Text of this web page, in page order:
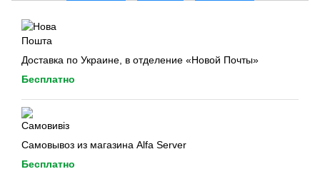
Доставка по Украине, в отделение «Новой Почты»
Бесплатно
Самовывоз из магазина Alfa Server
Бесплатно